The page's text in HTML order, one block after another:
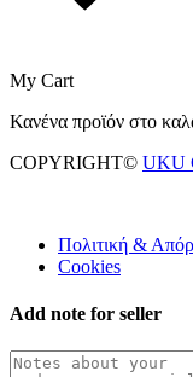
My Cart
Κανένα προϊόν στο
COPYRIGHT© UKU
Πολιτική &
Cookies
Add note for seller